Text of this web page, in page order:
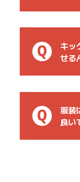
キッ
せる
服装
良い